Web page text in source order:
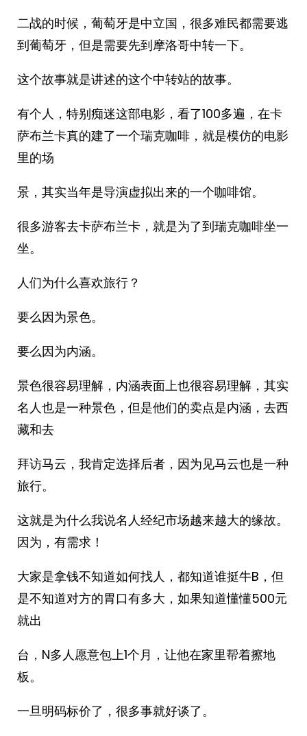
二战的时候，葡萄牙是中立国，很多难民都需要逃
到葡萄牙，但是需要先到摩洛哥中转一下。
这个故事就是讲述的这个中转站的故事。
有个人，特别痴迷这部电影，看了100多遍，在卡
萨布兰卡真的建了一个瑞克咖啡，就是模仿的电影
里的场
景，其实当年是导演虚拟出来的一个咖啡馆。
很多游客去卡萨布兰卡，就是为了到瑞克咖啡坐一
坐。
人们为什么喜欢旅行？
要么因为景色。
要么因为内涵。
景色很容易理解，内涵表面上也很容易理解，其实
名人也是一种景色，但是他们的卖点是内涵，去西
藏和去
拜访马云，我肯定选择后者，因为见马云也是一种
旅行。
这就是为什么我说名人经纪市场越来越大的缘故。
因为，有需求！
大家是拿钱不知道如何找人，都知道谁挺牛B，但
是不知道对方的胃口有多大，如果知道懂懂500元
就出
台，N多人愿意包上1个月，让他在家里帮着擦地
板。
一旦明码标价了，很多事就好谈了。